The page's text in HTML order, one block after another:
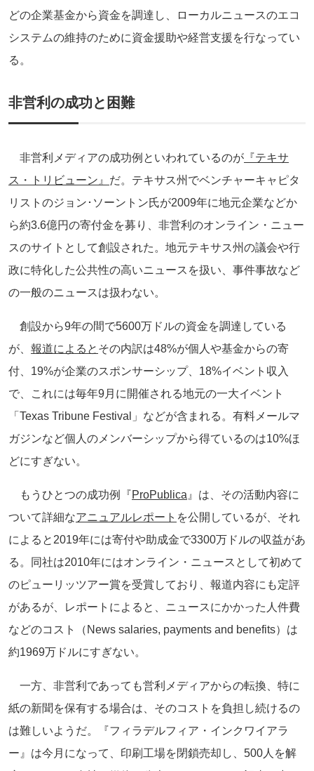
どの企業基金から資金を調達し、ローカルニュースのエコ
システムの維持のために資金援助や経営支援を行なってい
る。
非営利の成功と困難
非営利メディアの成功例といわれているのが 『テキサ
ス・トリビューン』 だ。テキサス州でベンチャーキャピタ
リストのジョン･ソーントン氏が2009年に地元企業などか
ら約3.6億円の寄付金を募り、非営利のオンライン・ニュー
スのサイトとして創設された。地元テキサス州の議会や行
政に特化した公共性の高いニュースを扱い、事件事故など
の一般のニュースは扱わない。
創設から9年の間で5600万ドルの資金を調達している
が、 報道によると その内訳は48%が個人や基金からの寄
付、19%が企業のスポンサーシップ、18%イベント収入
で、これには毎年9月に開催される地元の一大イベント
「Texas Tribune Festival」などが含まれる。有料メールマ
ガジンなど個人のメンバーシップから得ているのは10%ほ
どにすぎない。
もうひとつの成功例『ProPublica 』は、その活動内容に
ついて詳細なアニュアルレポート を公開しているが、それ
によると2019年には寄付や助成金で3300万ドルの収益があ
る。同社は2010年にはオンライン・ニュースとして初めて
のピューリッツアー賞を受賞しており、報道内容にも定評
があるが、レポートによると、ニュースにかかった人件費
などのコスト（News salaries, payments and benefits）は
約1969万ドルにすぎない。
一方、非営利であっても営利メディアからの転換、特に
紙の新聞を保有する場合は、そのコストを負担し続けるの
は難しいようだ。『フィラデルフィア・インクワイアラ
ー』は今月になって、印刷工場を閉鎖売却し、500人を解